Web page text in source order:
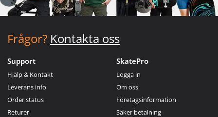
Frågor? Kontakta oss
Support
Hjälp & Kontakt
Leverans info
Order status
Returer
SkatePro
Logga in
Om oss
Företagsinformation
Säker betalning